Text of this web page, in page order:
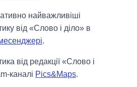
найважливіші
від «Слово і діло» в
.
від редакції «Слово і
каналі Pics&Maps.